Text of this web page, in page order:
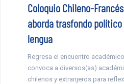
Coloquio Chileno-
aborda trasfondo
lengua
Regresa el encuentro
convoca a diversos(as)
chilenos y extranjeros para